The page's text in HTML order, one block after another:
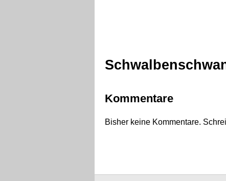
Kommentare
Bisher keine Kommentare.